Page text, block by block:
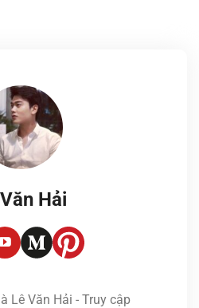
Hải
YoutubeMediumPinterest
Lê Văn Hải - Truy cập